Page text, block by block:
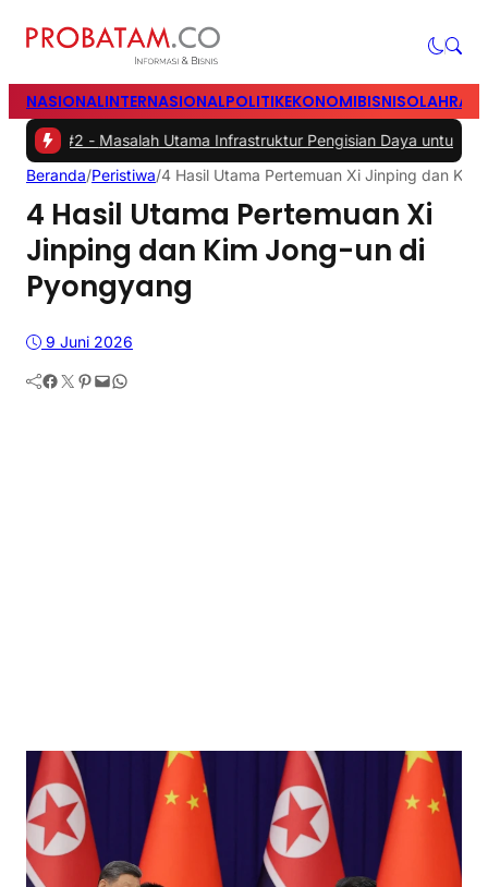
NASIONALINTERNASIONALPOLITIKEKONOMIBISNIS
Masalah Utama Infrastruktur Pengisian Daya untuk Mobil Listrik
Beranda/Peristiwa/4 Hasil Utama Pertemuan Xi Jinping dan
4 Hasil Utama Pertemuan Xi
Jinping dan Kim Jong-un di
Pyongyang
9 Juni 2026
Facebook Twitter Pinterest Mail WhatsApp